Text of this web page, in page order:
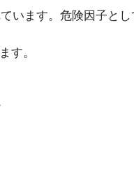
います。危険因子と
す。